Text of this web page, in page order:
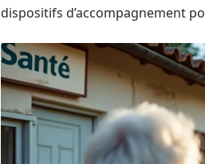
dispositifs d’accompagnement